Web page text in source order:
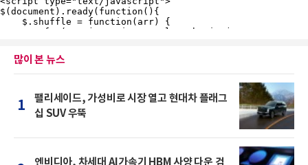
많이 본 뉴스
1
팰리세이드, 가성비로 시장 열고 현대차 플래그
십 SUV 우뚝
엔비디아, 차세대 AI가속기 HBM 사양 다운 검